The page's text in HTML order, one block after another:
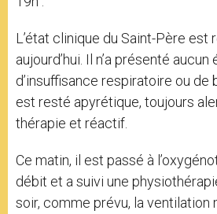
L’état clinique du Saint-Père est
aujourd’hui. Il n’a présenté aucun
d’insuffisance respiratoire ou de
est resté apyrétique, toujours
thérapie et réactif.
Ce matin, il est passé à
débit et a suivi une
soir, comme prévu, la ventilation